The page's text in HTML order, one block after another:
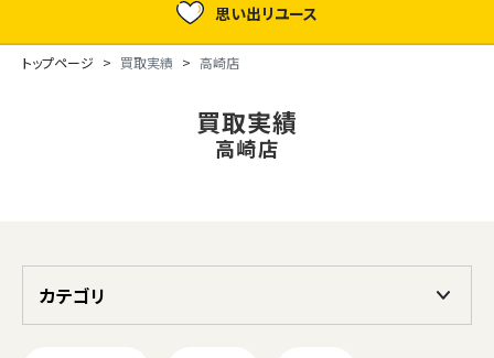
思い出リユース
トップページ 買取実績 高崎店
買取実績
高崎店
カテゴリ